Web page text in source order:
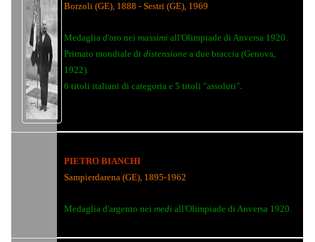
Borzoli (GE), 1888 - Sestri (GE), 1969
Medaglia d'oro neimassimiall'Olimpiade di Anversa 1920.
Primato mondiale didistensione a due braccia (Genova,
1922).
6 titoli italiani di categoria e 5 titoli "assoluti".
PIETRO BIANCHI
Sampierdarena (GE), 1895-1962
Medaglia d'argento neimediall'Olimpiade di Anversa 1920.